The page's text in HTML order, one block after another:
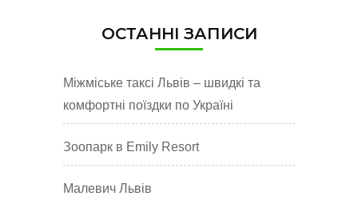
ОСТАННІ ЗАПИСИ
Міжміське таксі Львів – швидкі та
комфортні поїздки по Україні
Зоопарк в Emily Resort
Малевич Львів